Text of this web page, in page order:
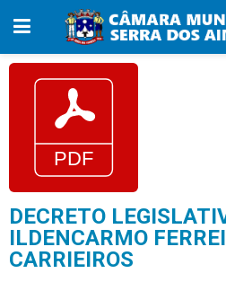
DECRETO
ILDENCARMO
CARRIEIROS